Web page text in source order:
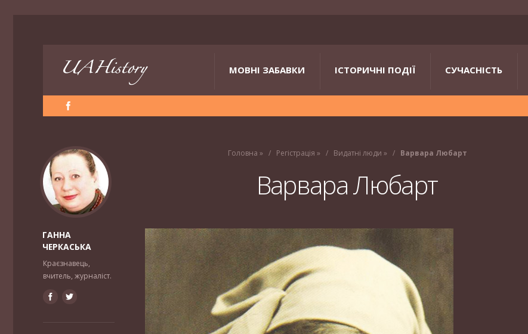
МОВНІ ЗАБАВКИ ІСТОРИЧНІ ПОДІЇ СУЧАСНІСТЬ
Головна » Регістрація » Видатні люди » Варвара Любарт
Варвара Любарт
ГАННА
ЧЕРКАСЬКА
Краєзнавець,
вчитель, журналіст.